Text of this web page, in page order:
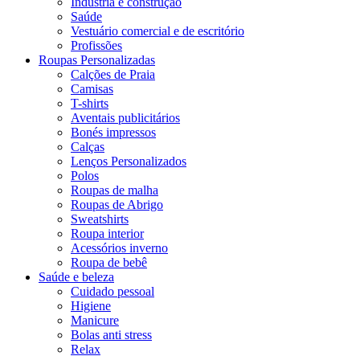
Saúde
Vestuário comercial e de escritório
Profissões
Roupas Personalizadas
Calções de Praia
Camisas
T-shirts
Aventais publicitários
Bonés impressos
Calças
Lenços Personalizados
Polos
Roupas de malha
Roupas de Abrigo
Sweatshirts
Roupa interior
Acessórios inverno
Roupa de bebê
Saúde e beleza
Cuidado pessoal
Higiene
Manicure
Bolas anti stress
Relax